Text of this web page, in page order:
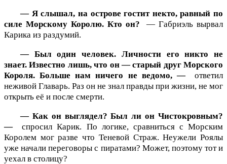
— Я слышал, на острове гостит некто, равный по
силе Морскому Королю. Кто он?
— Габриэль вырвал
Карика из раздумий.
— Был один человек. Личности его никто не
знает. Известно лишь, что он — старый друг Морского
Короля. Больше нам ничего не ведомо, —
ответил
неживой Главарь. Раз он не знал правды при жизни, не мог
открыть её и после смерти.
— Как он выглядел? Был ли он Чистокровным?
—
спросил Карик. По логике, сравниться с Морским
Королем мог разве что Теневой Страж. Неужели Роялы
уже начали переговоры с пиратами? Может, поэтому тот и
уехал в столицу?